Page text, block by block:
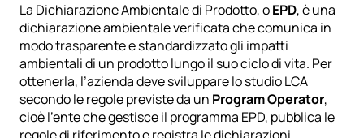
La Dichiarazione Ambientale di Prodotto, o EPD, è una
dichiarazione ambientale verificata che comunica in
modo trasparente e standardizzato gli impatti
ambientali di un prodotto lungo il suo ciclo di vita. Per
ottenerla, l’azienda deve sviluppare lo studio LCA
secondo le regole previste da un Program Operator,
cioè l’ente che gestisce il programma EPD, pubblica le